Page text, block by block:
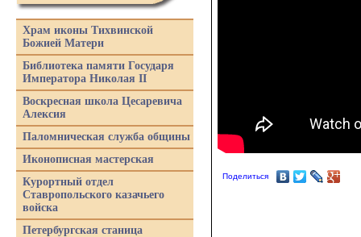
Поделиться
Храм иконы Тихвинской
Божией Матери
Библиотека памяти Государя
Императора Николая II
Воскресная школа Цесаревича
Алексия
Паломническая служба общины
Иконописная мастерская
Курортный отдел
Ставропольского казачьего
войска
Петербургская станица